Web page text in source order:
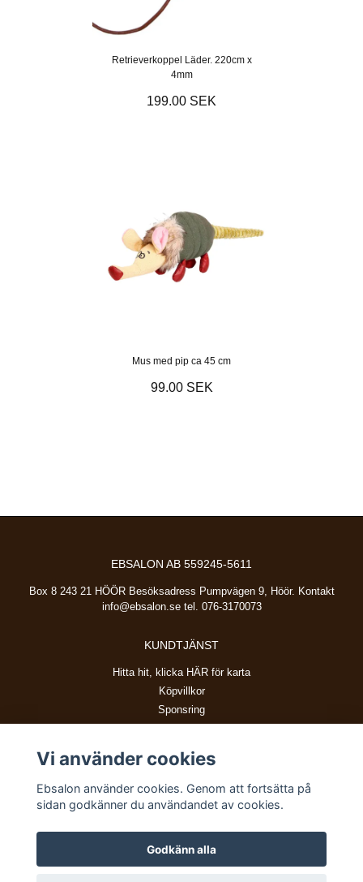
Retrieverkoppel Läder. 220cm x
4mm
199.00 SEK
Mus med pip ca 45 cm
99.00 SEK
EBSALON AB 559245-5611
Box 8 243 21 HÖÖR Besöksadress Pumpvägen 9, Höör. Kontakt
info@ebsalon.setel. 076-3170073
KUNDTJÄNST
Hitta hit, klicka HÄR för karta
Köpvillkor
Sponsring
BETALSÄTT
Vi använder cookies
Ebsalon använder cookies. Genom att fortsätta på
sidan godkänner du användandet av cookies.
Godkänn alla